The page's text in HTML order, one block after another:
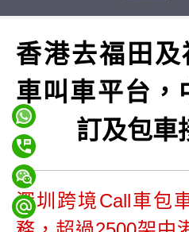
香港去福田
車叫車平台，
訂及包車
深圳跨境Call車包